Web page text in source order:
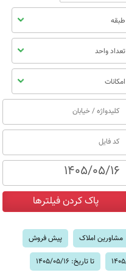
طبقه
تعداد واحد
امکانات
مشاورین املاک پیش فروش
تا تاریخ: 1405/05/16